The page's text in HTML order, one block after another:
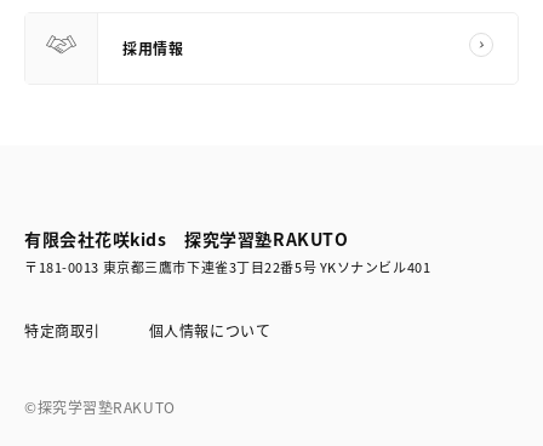
採用情報
有限会社花咲kids 探究学習塾RAKUTO
〒181-0013 東京都三鷹市下連雀3丁目22番5号 YKソナンビル401
特定商取引 個人情報について
©探究学習塾RAKUTO